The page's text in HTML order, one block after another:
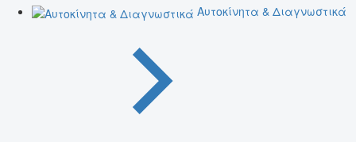
Αυτοκίνητα & Διαγνωστικά